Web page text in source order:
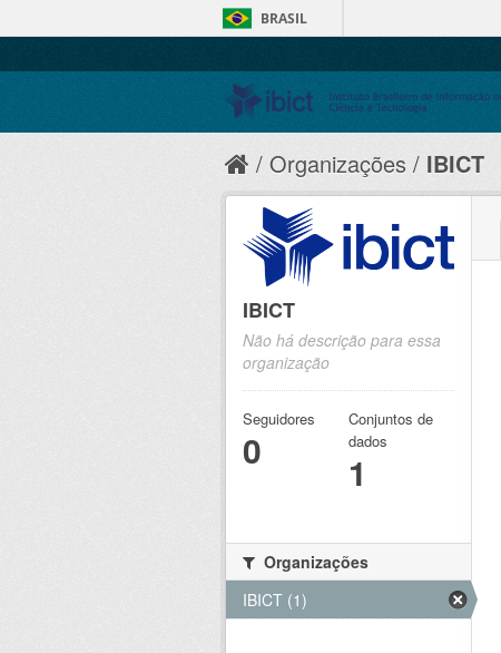
BRASIL
Organizações IBICT
IBICT
Não há descrição para essa
organização
Seguidores
0
Conjuntos de
dados
1
Organizações
IBICT (1)